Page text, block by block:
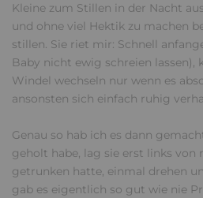
Kleine zum Stillen in der Nacht
und ohne viel Hektik zu machen
stillen. Sie riet mir: Schnell
Baby nicht ewig schreien lassen),
Windel wechseln nur wenn es
ansonsten sich einfach ruhig
Genau so hab ich es dann
geholt habe, lag sie erst links von
getrunken hatte, einmal drehen
gab es eigentlich so gut wie nie